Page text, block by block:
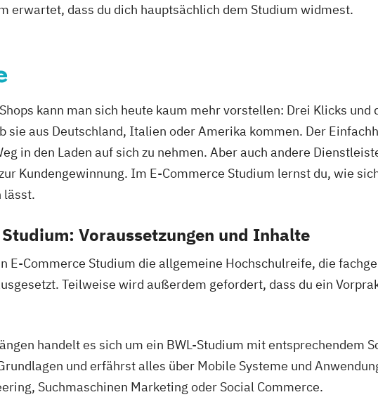
erwartet, dass du dich hauptsächlich dem Studium widmest.
kann man sich heute kaum mehr vorstellen: Drei Klicks und
sie aus Deutschland, Italien oder Amerika kommen. Der
in den Laden auf sich zu nehmen. Aber auch andere
Kundengewinnung. Im E-Commerce Studium lernst du, wie
lässt.
Voraussetzungen und Inhalte
E-Commerce Studium die allgemeine Hochschulreife, die
Teilweise wird außerdem gefordert, dass du ein
handelt es sich um ein BWL-Studium mit entsprechendem
und erfährst alles über Mobile Systeme und
Suchmaschinen Marketing oder Social Commerce.